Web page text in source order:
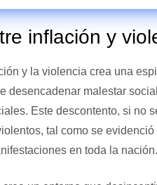
inflación y
y la violencia crea una
desencadenar malestar
Este descontento, si no
tal como se
en toda la nación.